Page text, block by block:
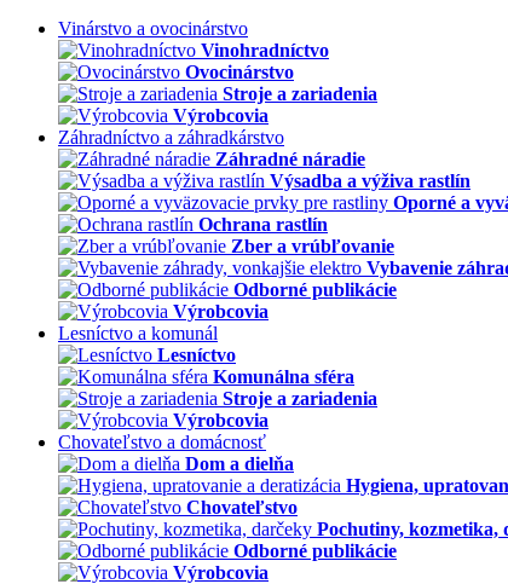
Vinárstvo a ovocinárstvo
Vinohradníctvo
Ovocinárstvo
Stroje a zariadenia
Výrobcovia
Záhradníctvo a záhradkárstvo
Záhradné náradie
Výsadba a výživa rastlín
Oporné a
Ochrana rastlín
Zber a vrúbľovanie
Vybavenie
Odborné publikácie
Výrobcovia
Lesníctvo a komunál
Lesníctvo
Komunálna sféra
Stroje a zariadenia
Výrobcovia
Chovateľstvo a domácnosť
Dom a dielňa
Hygiena,
Chovateľstvo
Pochutiny, kozmetika,
Odborné publikácie
Výrobcovia